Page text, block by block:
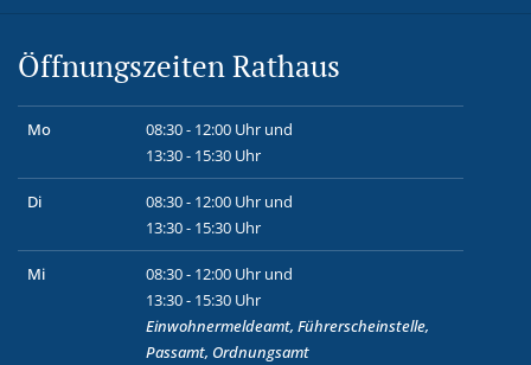
Öffnungszeiten Rathaus
Mo
08:30 - 12:00 Uhr und
13:30 - 15:30 Uhr
Di
08:30 - 12:00 Uhr und
13:30 - 15:30 Uhr
Mi
08:30 - 12:00 Uhr und
13:30 - 15:30 Uhr
Einwohnermeldeamt, Führerscheinstelle,
Passamt, Ordnungsamt